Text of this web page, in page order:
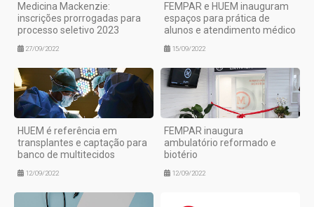
Medicina Mackenzie:
inscrições prorrogadas para
processo seletivo 2023
27/09/2022
FEMPAR e HUEM inauguram
espaços para prática de
alunos e atendimento médico
15/09/2022
HUEM é referência em
transplantes e captação para
banco de multitecidos
12/09/2022
FEMPAR inaugura
ambulatório reformado e
biotério
12/09/2022